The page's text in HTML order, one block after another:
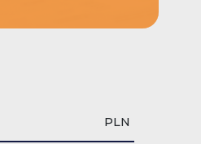
PLN